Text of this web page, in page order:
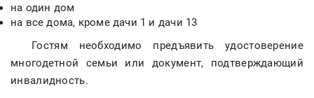
на один дом
на все дома, кроме дачи 1 и дачи 13
Гостям необходимо предъявить удостоверение
многодетной семьи или документ, подтверждающий
инвалидность.